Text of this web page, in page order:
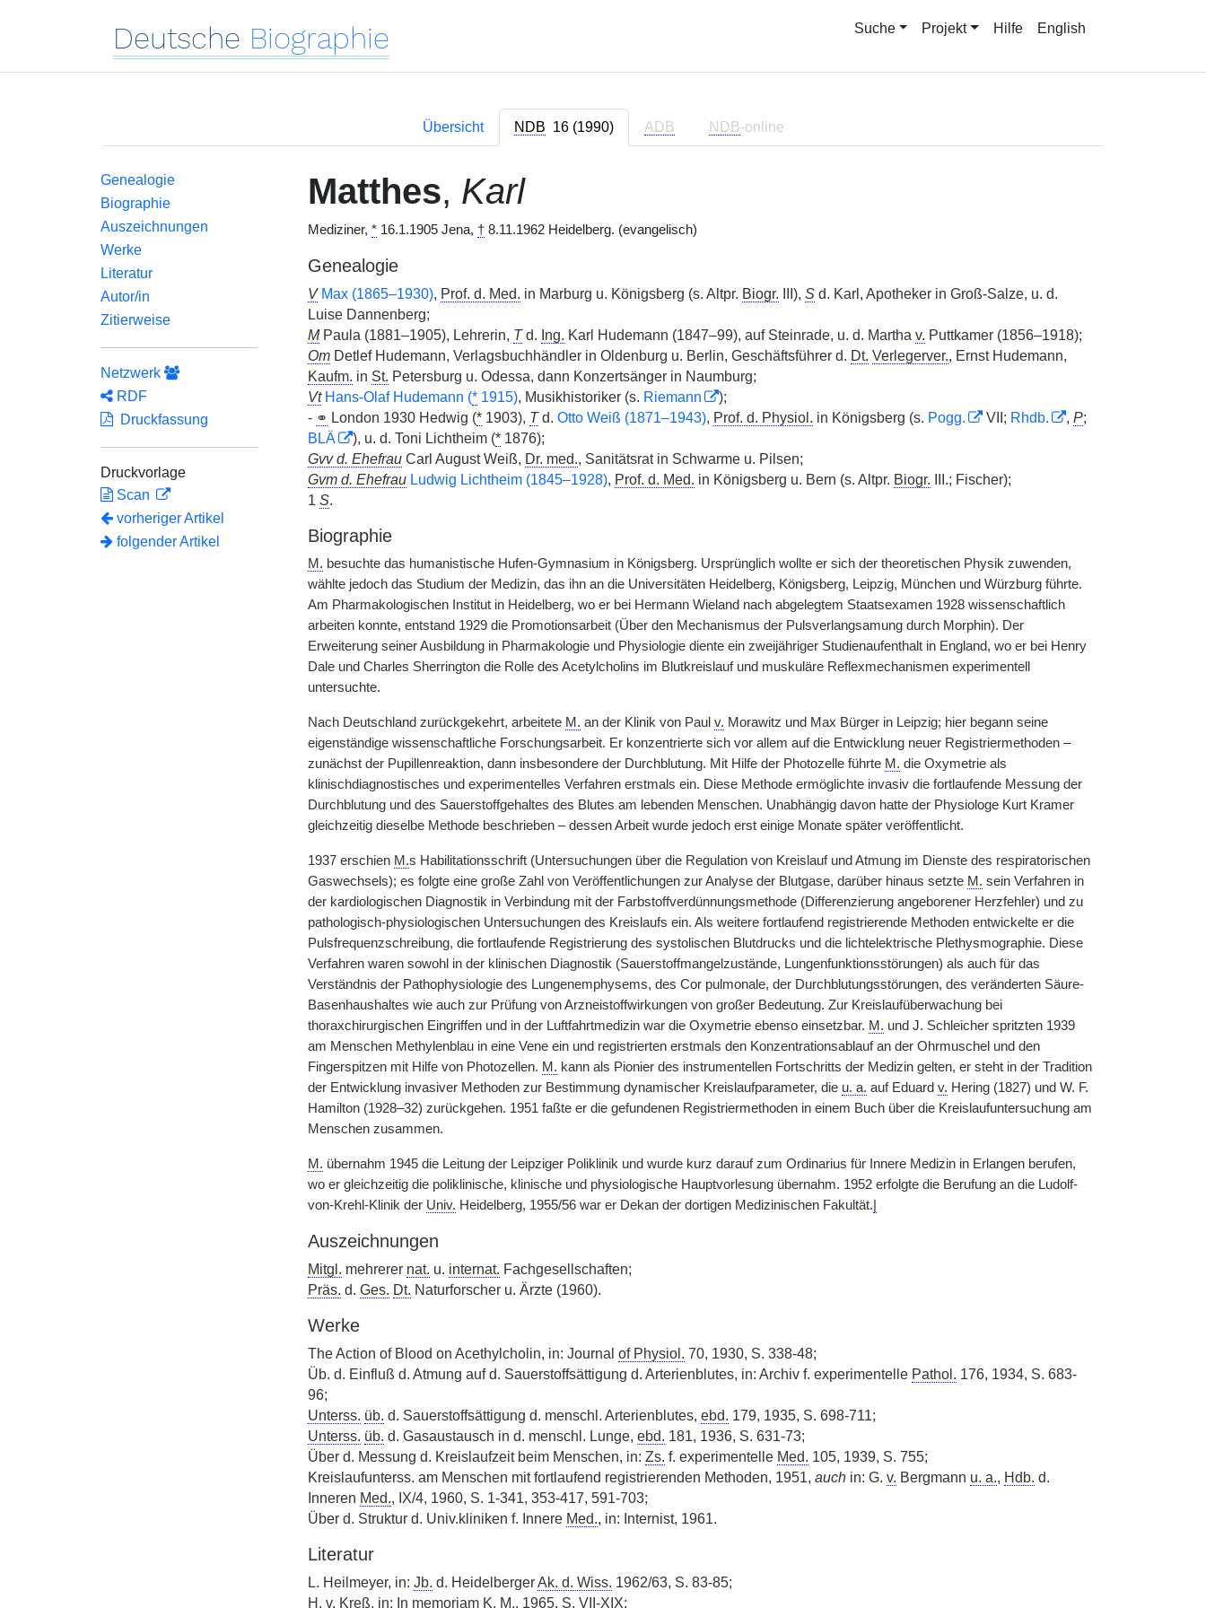
Deutsche Biographie Suche Projekt Hilfe English
Übersicht NDB 16 (1990) ADB NDB-online
Genealogie
Biographie
Auszeichnungen
Werke
Literatur
Autor/in
Zitierweise
Netzwerk
RDF
Druckfassung
Druckvorlage
Scan
vorheriger Artikel
folgender Artikel
Matthes, Karl
Mediziner, *16.1.1905 Jena, †8.11.1962 Heidelberg. (evangelisch)
Genealogie
V Max (1865–1930), Prof. d. Med. in Marburg u. Königsberg (s. Altpr. Biogr. III), Sd. Karl, Apotheker in Groß-Salze, u. d.
Luise Dannenberg;
MPaula (1881–1905), Lehrerin, Td. Ing. Karl Hudemann (1847–99), auf Steinrade, u. d. Martha v. Puttkamer (1856–1918);
OmDetlef Hudemann, Verlagsbuchhändler in Oldenburg u. Berlin, Geschäftsführer d. Dt. Verlegerver., Ernst Hudemann,
Kaufm. in St. Petersburg u. Odessa, dann Konzertsänger in Naumburg;
Vt Hans-Olaf Hudemann (*1915), Musikhistoriker (s. Riemann
);
- ⚭ London 1930 Hedwig (*1903), Td. Otto Weiß (1871–1943), Prof. d. Physiol. in Königsberg (s. Pogg. VII; Rhdb. , P;
BLÄ
), u. d. Toni Lichtheim (*1876);
Gvv d. EhefrauCarl August Weiß, Dr. med., Sanitätsrat in Schwarme u. Pilsen;
Gvm d. Ehefrau Ludwig Lichtheim (1845–1928), Prof. d. Med. in Königsberg u. Bern (s. Altpr. Biogr. III.; Fischer);
1 S.
Biographie
M. besuchte das humanistische Hufen-Gymnasium in Königsberg. Ursprünglich wollte er sich der theoretischen Physik zuwenden,
wählte jedoch das Studium der Medizin, das ihn an die Universitäten Heidelberg, Königsberg, Leipzig, München und Würzburg führte.
Am Pharmakologischen Institut in Heidelberg, wo er bei Hermann Wieland nach abgelegtem Staatsexamen 1928 wissenschaftlich
arbeiten konnte, entstand 1929 die Promotionsarbeit (Über den Mechanismus der Pulsverlangsamung durch Morphin). Der
Erweiterung seiner Ausbildung in Pharmakologie und Physiologie diente ein zweijähriger Studienaufenthalt in England, wo er bei Henry
Dale und Charles Sherrington die Rolle des Acetylcholins im Blutkreislauf und muskuläre Reflexmechanismen experimentell
untersuchte.
Nach Deutschland zurückgekehrt, arbeitete M. an der Klinik von Paul v. Morawitz und Max Bürger in Leipzig; hier begann seine
eigenständige wissenschaftliche Forschungsarbeit. Er konzentrierte sich vor allem auf die Entwicklung neuer Registriermethoden –
zunächst der Pupillenreaktion, dann insbesondere der Durchblutung. Mit Hilfe der Photozelle führte M. die Oxymetrie als
klinischdiagnostisches und experimentelles Verfahren erstmals ein. Diese Methode ermöglichte invasiv die fortlaufende Messung der
Durchblutung und des Sauerstoffgehaltes des Blutes am lebenden Menschen. Unabhängig davon hatte der Physiologe Kurt Kramer
gleichzeitig dieselbe Methode beschrieben – dessen Arbeit wurde jedoch erst einige Monate später veröffentlicht.
1937 erschien M.s Habilitationsschrift (Untersuchungen über die Regulation von Kreislauf und Atmung im Dienste des respiratorischen
Gaswechsels); es folgte eine große Zahl von Veröffentlichungen zur Analyse der Blutgase, darüber hinaus setzte M. sein Verfahren in
der kardiologischen Diagnostik in Verbindung mit der Farbstoffverdünnungsmethode (Differenzierung angeborener Herzfehler) und zu
pathologisch-physiologischen Untersuchungen des Kreislaufs ein. Als weitere fortlaufend registrierende Methoden entwickelte er die
Pulsfrequenzschreibung, die fortlaufende Registrierung des systolischen Blutdrucks und die lichtelektrische Plethysmographie. Diese
Verfahren waren sowohl in der klinischen Diagnostik (Sauerstoffmangelzustände, Lungenfunktionsstörungen) als auch für das
Verständnis der Pathophysiologie des Lungenemphysems, des Cor pulmonale, der Durchblutungsstörungen, des veränderten Säure-
Basenhaushaltes wie auch zur Prüfung von Arzneistoffwirkungen von großer Bedeutung. Zur Kreislaufüberwachung bei
thoraxchirurgischen Eingriffen und in der Luftfahrtmedizin war die Oxymetrie ebenso einsetzbar. M. und J. Schleicher spritzten 1939
am Menschen Methylenblau in eine Vene ein und registrierten erstmals den Konzentrationsablauf an der Ohrmuschel und den
Fingerspitzen mit Hilfe von Photozellen. M. kann als Pionier des instrumentellen Fortschritts der Medizin gelten, er steht in der Tradition
der Entwicklung invasiver Methoden zur Bestimmung dynamischer Kreislaufparameter, die u. a. auf Eduard v. Hering (1827) und W. F.
Hamilton (1928–32) zurückgehen. 1951 faßte er die gefundenen Registriermethoden in einem Buch über die Kreislaufuntersuchung am
Menschen zusammen.
M. übernahm 1945 die Leitung der Leipziger Poliklinik und wurde kurz darauf zum Ordinarius für Innere Medizin in Erlangen berufen,
wo er gleichzeitig die poliklinische, klinische und physiologische Hauptvorlesung übernahm. 1952 erfolgte die Berufung an die Ludolf-
von-Krehl-Klinik der Univ. Heidelberg, 1955/56 war er Dekan der dortigen Medizinischen Fakultät.
Auszeichnungen
Mitgl. mehrerer nat. u. internat. Fachgesellschaften;
Präs. d. Ges. Dt. Naturforscher u. Ärzte (1960).
Werke
The Action of Blood on Acethylcholin, in: Journal of Physiol. 70, 1930, S. 338-48;
Üb. d. Einfluß d. Atmung auf d. Sauerstoffsättigung d. Arterienblutes, in: Archiv f. experimentelle Pathol. 176, 1934, S. 683-
96;
Unterss. üb. d. Sauerstoffsättigung d. menschl. Arterienblutes, ebd. 179, 1935, S. 698-711;
Unterss. üb. d. Gasaustausch in d. menschl. Lunge, ebd. 181, 1936, S. 631-73;
Über d. Messung d. Kreislaufzeit beim Menschen, in: Zs. f. experimentelle Med. 105, 1939, S. 755;
Kreislaufunterss. am Menschen mit fortlaufend registrierenden Methoden, 1951, auchin: G. v. Bergmann u. a., Hdb. d.
Inneren Med., IX/4, 1960, S. 1-341, 353-417, 591-703;
Über d. Struktur d. Univ.kliniken f. Innere Med., in: Internist, 1961.
Literatur
L. Heilmeyer, in: Jb. d. HeidelbergerAk. d. Wiss. 1962/63, S. 83-85;
H. v. Kreß, in: In memoriam K. M., 1965, S. VII-XIX;